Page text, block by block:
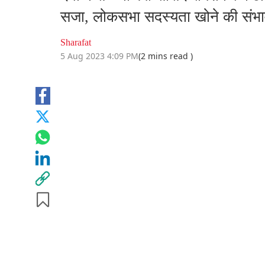
सजा, लोकसभा सदस्यता खोने की
Sharafat
5 Aug 2023 4:09 PM(2 mins read )